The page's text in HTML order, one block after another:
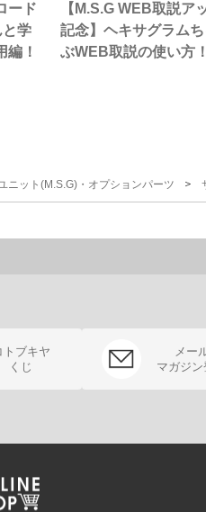
ード
学
編！
【M.S.G WEB取説ア
記念】ヘキサグラム
ぶWEB取説の使い方！
ニット(M.S.G)・オプションパーツ ＞
トブキヤ
くじ
メー
マガジン